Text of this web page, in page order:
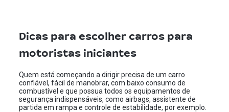
Dicas para escolher carros para
motoristas iniciantes
Quem está começando a dirigir precisa de um carro
confiável, fácil de manobrar, com baixo consumo de
combustível e que possua todos os equipamentos de
segurança indispensáveis, como airbags, assistente de
partida em rampa e controle de estabilidade, por exemplo.